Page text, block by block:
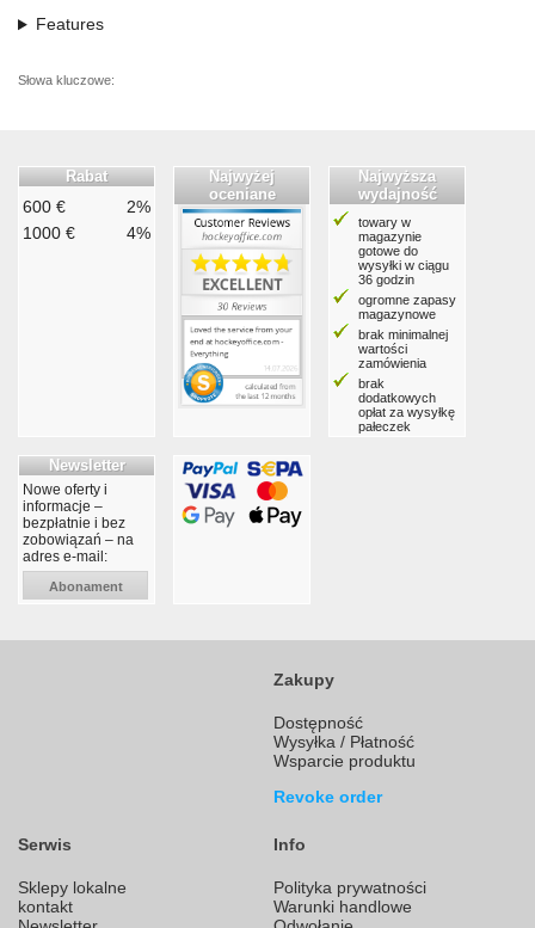
Features
Słowa kluczowe:
Rabat
600 €
2%
1000 €
4%
Najwyżej
oceniane
Najwyższa
wydajność
towary w
magazynie
gotowe do
wysyłki w ciągu
36 godzin
ogromne zapasy
magazynowe
brak minimalnej
wartości
zamówienia
brak
dodatkowych
opłat za wysyłkę
pałeczek
Newsletter
Nowe oferty i
informacje –
bezpłatnie i bez
zobowiązań – na
adres e-mail:
Abonament
Zakupy
Dostępność
Wysyłka / Płatność
Wsparcie produktu
Revoke order
Serwis
Sklepy lokalne
kontakt
Info
Polityka prywatności
Warunki handlowe